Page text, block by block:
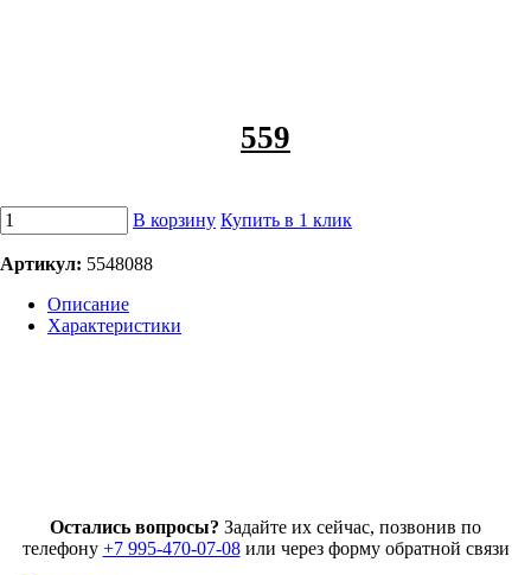
559
В корзину Купить в 1 клик
Артикул: 5548088
Описание
Характеристики
Остались вопросы? Задайте их сейчас, позвонив по
телефону +7 995-470-07-08или через форму обратной связи